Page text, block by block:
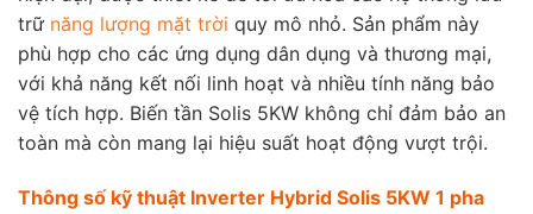
trữ năng lượng mặt trời quy mô nhỏ. Sản phẩm này
phù hợp cho các ứng dụng dân dụng và thương mại,
với khả năng kết nối linh hoạt và nhiều tính năng bảo
vệ tích hợp. Biến tần Solis 5KW không chỉ đảm bảo an
toàn mà còn mang lại hiệu suất hoạt động vượt trội.
Thông số kỹ thuật Inverter Hybrid Solis 5KW 1 pha